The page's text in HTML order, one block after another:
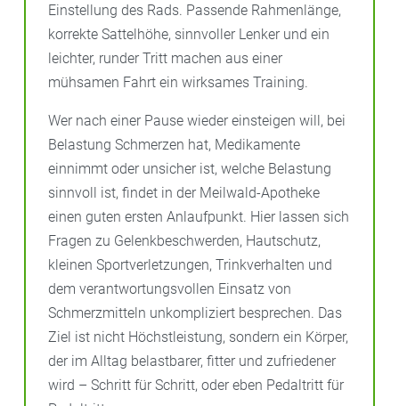
Einstellung des Rads. Passende Rahmenlänge,
korrekte Sattelhöhe, sinnvoller Lenker und ein
leichter, runder Tritt machen aus einer
mühsamen Fahrt ein wirksames Training.
Wer nach einer Pause wieder einsteigen will, bei
Belastung Schmerzen hat, Medikamente
einnimmt oder unsicher ist, welche Belastung
sinnvoll ist, findet in der Meilwald-Apotheke
einen guten ersten Anlaufpunkt. Hier lassen sich
Fragen zu Gelenkbeschwerden, Hautschutz,
kleinen Sportverletzungen, Trinkverhalten und
dem verantwortungsvollen Einsatz von
Schmerzmitteln unkompliziert besprechen. Das
Ziel ist nicht Höchstleistung, sondern ein Körper,
der im Alltag belastbarer, fitter und zufriedener
wird – Schritt für Schritt, oder eben Pedaltritt für